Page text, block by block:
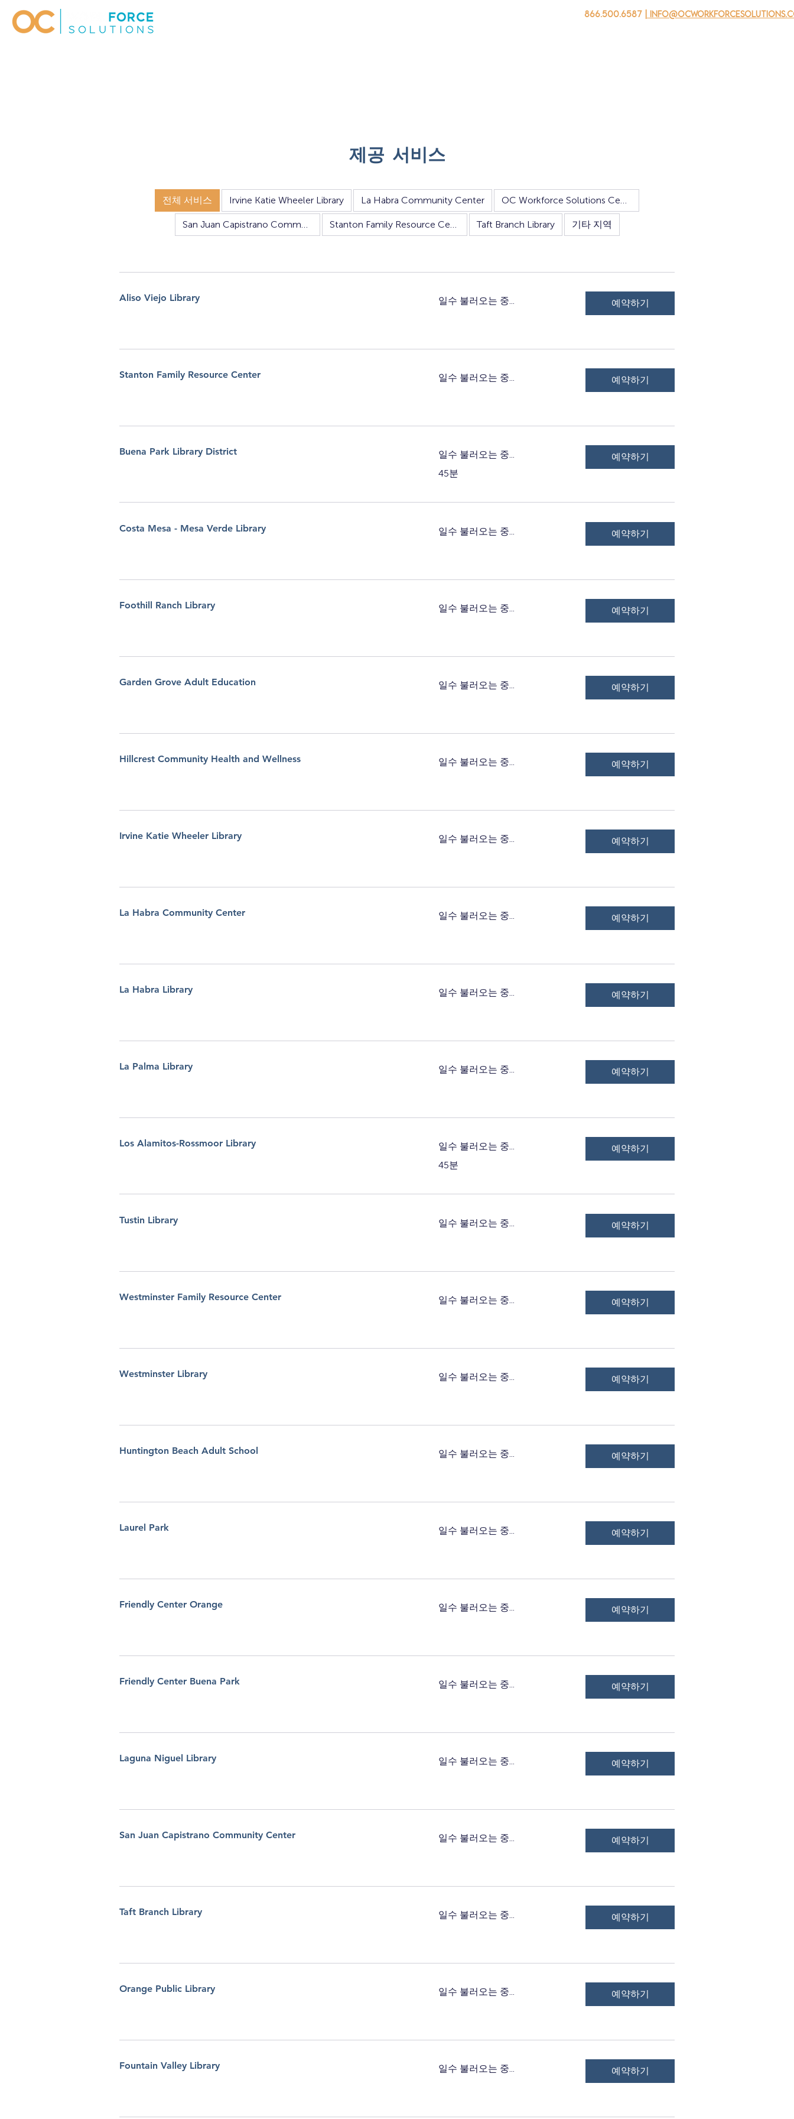
866.500.6587 |
제공 서비스
전체 서비스 Irvine Katie Wheeler Library La Habra Community Center
Taft Branch Library 기타 지역
Aliso Viejo Library 일수 불러오는 중... 예약하기
Stanton Family Resource Center 일수 불러오는 중... 예약하기
Buena Park Library District
일수 불러오는 중...
45분
예약하기
Costa Mesa - Mesa Verde Library 일수 불러오는 중... 예약하기
Foothill Ranch Library 일수 불러오는 중... 예약하기
Garden Grove Adult Education 일수 불러오는 중... 예약하기
Hillcrest Community Health and Wellness 일수 불러오는 중... 예약하기
Irvine Katie Wheeler Library 일수 불러오는 중... 예약하기
La Habra Community Center 일수 불러오는 중... 예약하기
La Habra Library 일수 불러오는 중... 예약하기
La Palma Library 일수 불러오는 중... 예약하기
Los Alamitos-Rossmoor Library
일수 불러오는 중...
45분
예약하기
Tustin Library 일수 불러오는 중... 예약하기
Westminster Family Resource Center 일수 불러오는 중... 예약하기
Westminster Library 일수 불러오는 중... 예약하기
Huntington Beach Adult School 일수 불러오는 중... 예약하기
Laurel Park 일수 불러오는 중... 예약하기
Friendly Center Orange 일수 불러오는 중... 예약하기
Friendly Center Buena Park 일수 불러오는 중... 예약하기
Laguna Niguel Library 일수 불러오는 중... 예약하기
San Juan Capistrano Community Center 일수 불러오는 중... 예약하기
Taft Branch Library 일수 불러오는 중... 예약하기
Orange Public Library 일수 불러오는 중... 예약하기
Fountain Valley Library 일수 불러오는 중... 예약하기